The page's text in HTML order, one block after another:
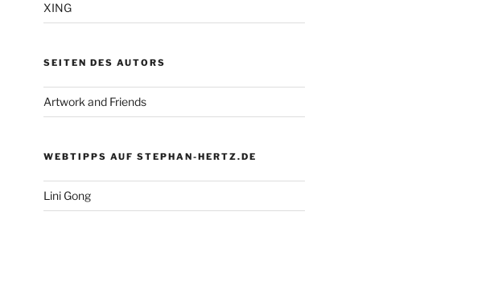
XING
SEITEN DES AUTORS
Artwork and Friends
WEBTIPPS AUF STEPHAN-HERTZ.DE
Lini Gong